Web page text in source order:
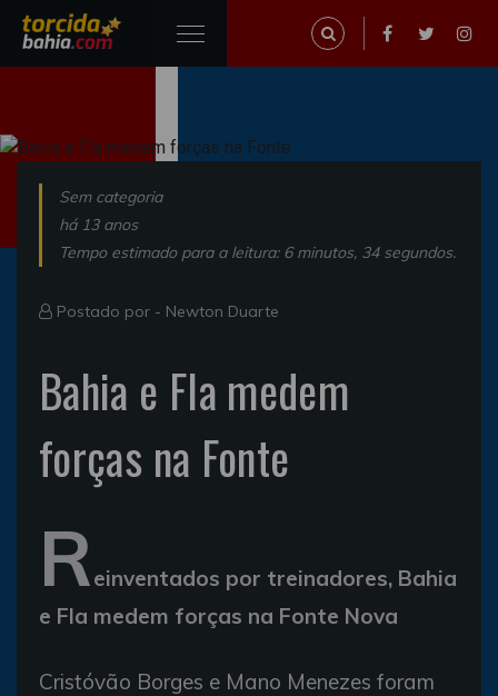
Sem categoria
há 13 anos
Tempo estimado para a leitura: 6 minutos, 34 segundos.
Postado por - Newton Duarte
Bahia e Fla medem
forças na Fonte
Reinventados por treinadores, Bahia
e Fla medem forças na Fonte Nova
Cristóvão Borges e Mano Menezes foram